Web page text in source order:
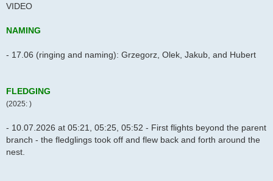
VIDEO
NAMING
- 17.06 (ringing and naming): Grzegorz, Olek, Jakub, and Hubert
FLEDGING
(2025: )
- 10.07.2026 at 05:21, 05:25, 05:52 - First flights beyond the parent
branch - the fledglings took off and flew back and forth around the
nest.